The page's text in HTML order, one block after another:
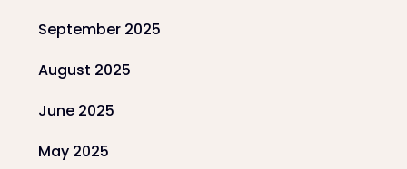
September 2025
August 2025
June 2025
May 2025